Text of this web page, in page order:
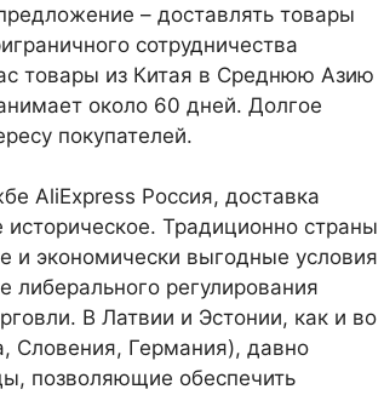
– доставлять товары
сотрудничества
товары из Китая в Среднюю Азию
около 60 дней. Долгое
покупателей.
AliExpress Россия, доставка
Традиционно страны
и экономически выгодные условия
либерального регулирования
В Латвии и Эстонии, как и во
Словения, Германия), давно
позволяющие обеспечить